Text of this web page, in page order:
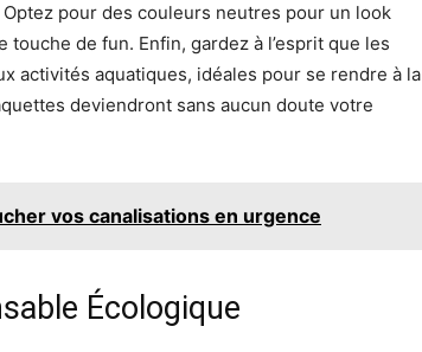
pour des couleurs neutres pour un look
de fun. Enfin, gardez à l’esprit que les
activités aquatiques, idéales pour se rendre à la
deviendront sans aucun doute votre
vos canalisations en urgence
Écologique